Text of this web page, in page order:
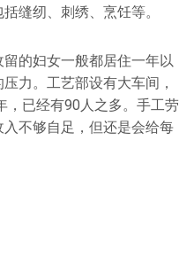
缝纫、刺绣、烹饪等。
的妇女一般都居住一年以
力。工艺部设有大车间，
，已经有90人之多。手工劳
不够自足，但还是会给每